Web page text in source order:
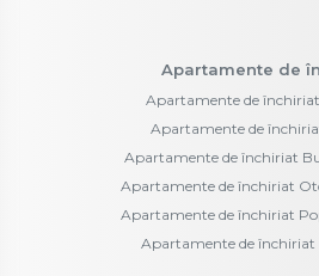
Apartamente de
Apartamente de
Apartamente de
Apartamente de închiriat
Apartamente de închiriat
Apartamente de închiriat
Apartamente de închiriat